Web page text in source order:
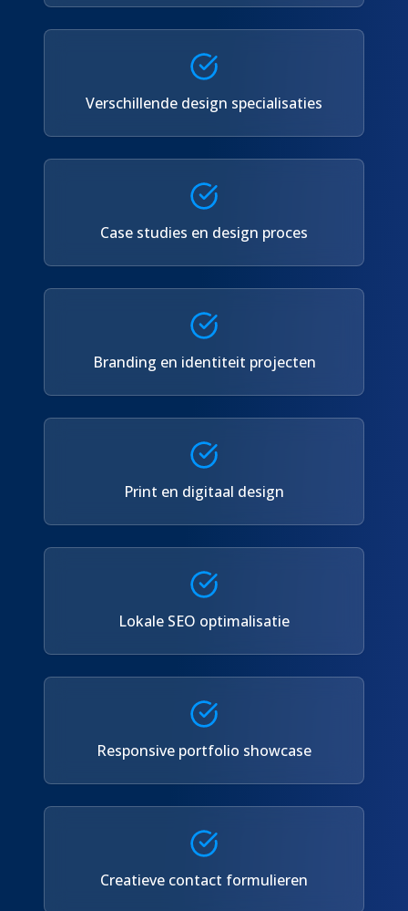
Verschillende design specialisaties
Case studies en design proces
Branding en identiteit projecten
Print en digitaal design
Lokale SEO optimalisatie
Responsive portfolio showcase
Creatieve contact formulieren